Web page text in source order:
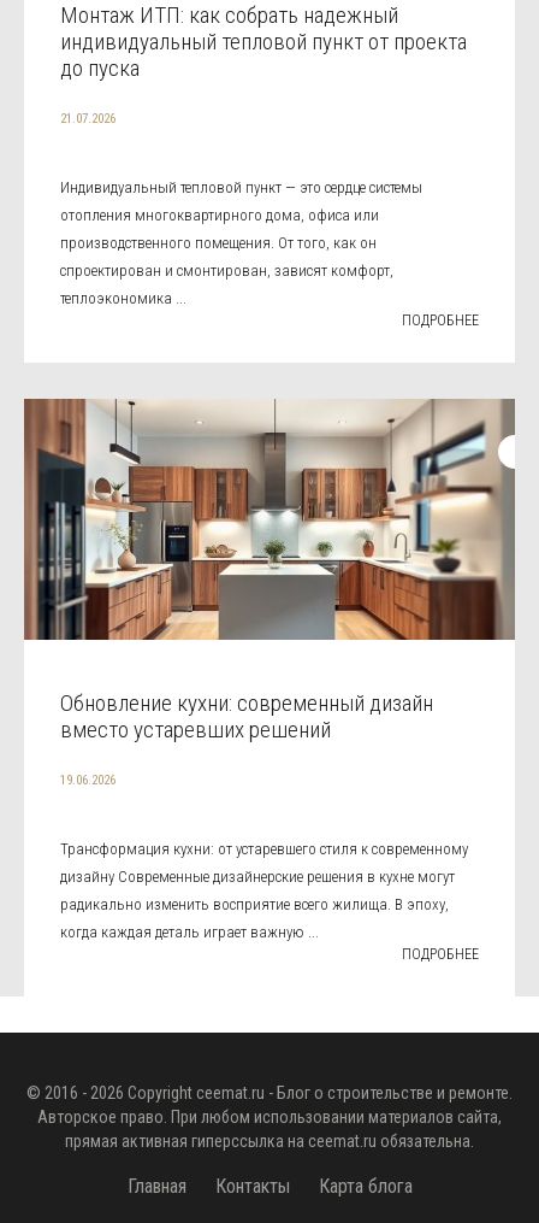
Монтаж ИТП: как собрать надежный
индивидуальный тепловой пункт от проекта
до пуска
21.07.2026
Индивидуальный тепловой пункт — это сердце системы
отопления многоквартирного дома, офиса или
производственного помещения. От того, как он
спроектирован и смонтирован, зависят комфорт,
теплоэкономика ...
ПОДРОБНЕЕ
Обновление кухни: современный дизайн
вместо устаревших решений
19.06.2026
Трансформация кухни: от устаревшего стиля к современному
дизайну Современные дизайнерские решения в кухне могут
радикально изменить восприятие всего жилища. В эпоху,
когда каждая деталь играет важную ...
ПОДРОБНЕЕ
© 2016 - 2026 Copyright ceemat.ru - Блог о строительстве и ремонте.
Авторское право. При любом использовании материалов сайта,
прямая активная гиперссылка на ceemat.ru обязательна.
Главная Контакты Карта блога